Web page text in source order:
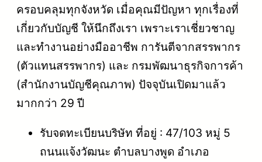
ครอบคลุมทุกจังหวัด เมื่อคุณมีปัญหา ทุกเรื่องที่
เกี่ยวกับบัญชี ให้นึกถึงเรา เพราะเราเชี่ยวชาญ
และทำงานอย่างมืออาชีพ การันตีจากสรรพากร
(ตัวแทนสรรพากร) และ กรมพัฒนาธุรกิจการค้า
(สำนักงานบัญชีคุณภาพ) ปัจจุบันเปิดมาแล้ว
มากกว่า 29 ปี
รับจดทะเบียนบริษัท ที่อยู่ : 47/103 หมู่ 5
ถนนแจ้งวัฒนะ ตำบลบางพูด อำเภอ